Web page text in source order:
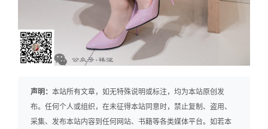
声明： 本站所有文章，如无特殊说明或标注，均为本站原创发
布。任何个人或组织，在未征得本站同意时，禁止复制、盗用、
采集、发布本站内容到任何网站、书籍等各类媒体平台。如若本